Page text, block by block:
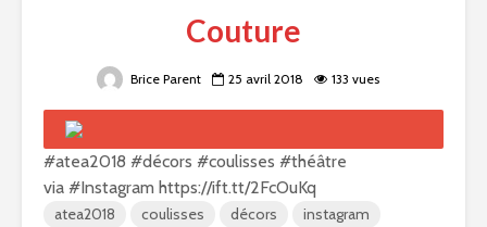
Couture
Brice Parent 25 avril 2018 133 vues
#atea2018 #décors #coulisses #théâtre
via #Instagram https://ift.tt/2FcOuKq
atea2018 coulisses décors
instagram